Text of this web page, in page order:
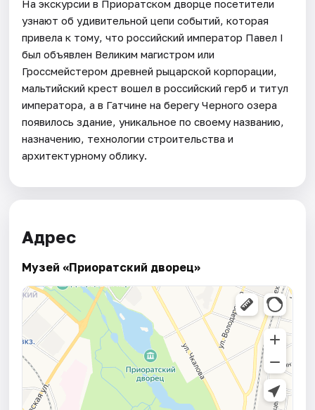
На экскурсии в Приоратском дворце посетители
узнают об удивительной цепи событий, которая
привела к тому, что российский император Павел I
был объявлен Великим магистром или
Гроссмейстером древней рыцарской корпорации,
мальтийский крест вошел в российский герб и титул
императора, а в Гатчине на берегу Черного озера
появилось здание, уникальное по своему названию,
назначению, технологии строительства и
архитектурному облику.
Адрес
Музей «Приоратский дворец»